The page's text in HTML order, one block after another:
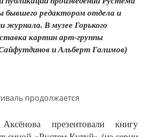
бывшего редактором отдела и
журнала. В музее Горького
картин арт-группы
и Альберт Галимов)
презентовали книгу